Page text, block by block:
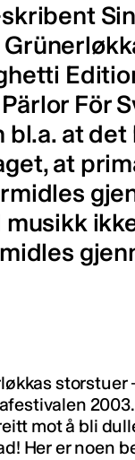
För
at det
at
storstuer
mot å bli
Her er noen